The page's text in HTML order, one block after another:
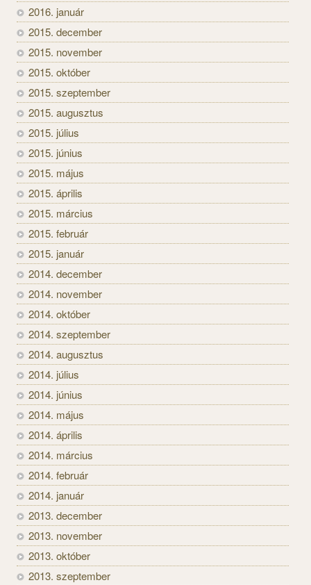
2016. január
2015. december
2015. november
2015. október
2015. szeptember
2015. augusztus
2015. július
2015. június
2015. május
2015. április
2015. március
2015. február
2015. január
2014. december
2014. november
2014. október
2014. szeptember
2014. augusztus
2014. július
2014. június
2014. május
2014. április
2014. március
2014. február
2014. január
2013. december
2013. november
2013. október
2013. szeptember